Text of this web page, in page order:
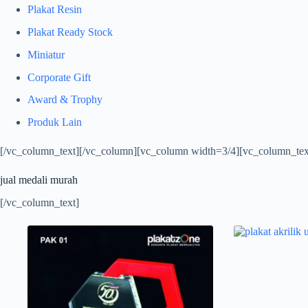
Plakat Resin
Plakat Ready Stock
Miniatur
Corporate Gift
Award & Trophy
Produk Lain
[/vc_column_text][/vc_column][vc_column width=3/
jual medali murah
[/vc_column_text]